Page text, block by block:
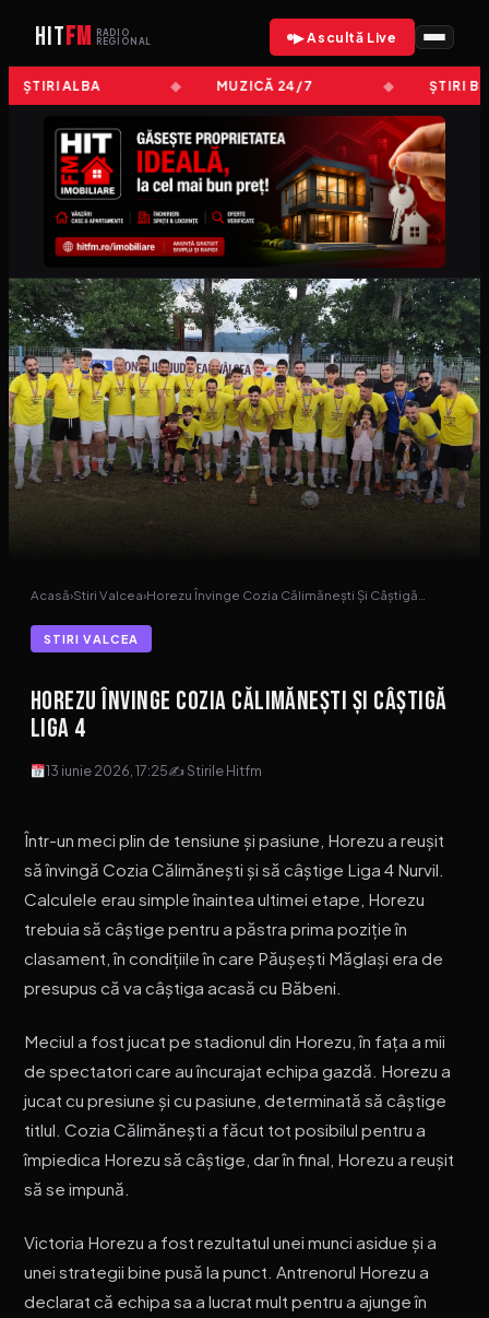
HITFM
RADIO
REGIONAL
▶ Ascultă Live
ȘTIRI ALBA MUZICĂ 24/7 ȘTIRI
Acasă›Stiri Valcea›Horezu Învinge Cozia Călimănești Și Câștigă…
STIRI VALCEA
Horezu Învinge Cozia Călimănești Și Câștigă
Liga 4
13 iunie 2026, 17:25✍ Stirile Hitfm
Într-un meci plin de tensiune și pasiune, Horezu a reușit
să învingă Cozia Călimănești și să câștige Liga 4 Nurvil.
Calculele erau simple înaintea ultimei etape, Horezu
trebuia să câștige pentru a păstra prima poziție în
clasament, în condițiile în care Păușești Măglași era de
presupus că va câștiga acasă cu Băbeni.
Meciul a fost jucat pe stadionul din Horezu, în fața a mii
de spectatori care au încurajat echipa gazdă. Horezu a
jucat cu presiune și cu pasiune, determinată să câștige
titlul. Cozia Călimănești a făcut tot posibilul pentru a
împiedica Horezu să câștige, dar în final, Horezu a reușit
să se impună.
Victoria Horezu a fost rezultatul unei munci asidue și a
unei strategii bine pusă la punct. Antrenorul Horezu a
declarat că echipa sa a lucrat mult pentru a ajunge în